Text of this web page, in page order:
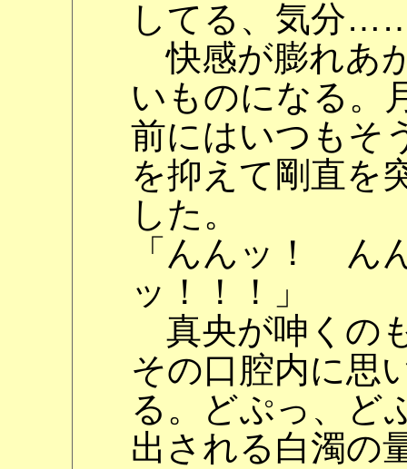
してる、気
快感が膨れあ
いものになる。
前にはいつもそ
を抑えて剛直を
した。
「んんッ！ ん
ッ！！！」
真央が呻くの
その口腔内に思
る。どぷっ、
出される白濁の